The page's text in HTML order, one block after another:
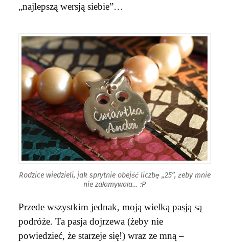
„najlepszą wersją siebie”…
Rodzice wiedzieli, jak sprytnie obejść liczbę „25”, żeby mnie
nie załamywała… :P
Przede wszystkim jednak, moją wielką pasją są
podróże. Ta pasja dojrzewa (żeby nie
powiedzieć, że starzeje się!) wraz ze mną –